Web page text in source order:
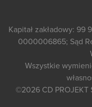
Kapitał zakładowy: 99
0000006865; Sąd
Wszystkie
©2026 CD PROJEKT